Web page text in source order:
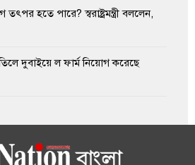
হতে পারে? স্বরাষ্ট্রমন্ত্রী বললেন,
দুবাইয়ে ল ফার্ম নিয়োগ করেছে